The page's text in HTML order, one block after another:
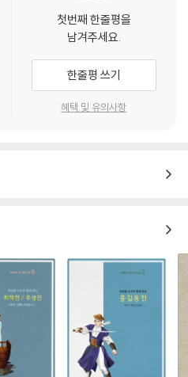
에 가진 듯하다. 율곡은 선조에 대해
넓지 못해 남이 단점을 지적하면 자신
고, 자신이 잘한다고 생각하는데 더
회해 버리는 객기를 부리며, 유능한
사람도 과감하게 청산하지 못한
대로 된 사람을 쓸 수 있는 임금이 훌
아들일 수 있는 아량이 있어야 한다.
론되는 최고의 왕은 훌륭한 신하들
이다.
지는 실록의 관련 기사를 보면 짐작
이 평가한 것은 물론이고, 숙종 이후
첫번째 한줄평을
남겨주세요.
한줄평 쓰기
혜택 및 유의사항